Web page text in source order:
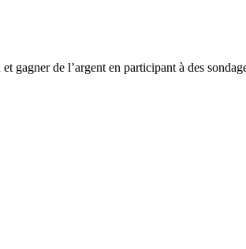
gagner de l’argent en participant à des